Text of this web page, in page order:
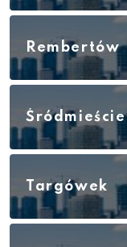
Rembertów
Śródmieście
Targówek